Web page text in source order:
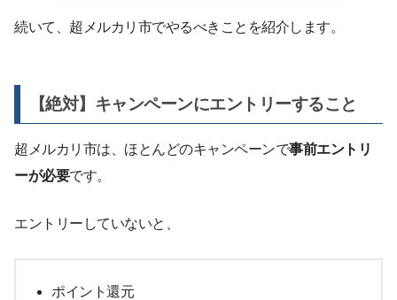
続いて、超メルカリ市でやるべきことを紹介します。
【絶対】キャンペーンにエントリーすること
超メルカリ市は、ほとんどのキャンペーンで事前エントリ
ーが必要です。
エントリーしていないと、
ポイント還元